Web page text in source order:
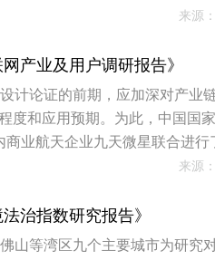
对大湾区乃至全国城市发展都
来源
产业及用户调研报告》
计论证的前期，应加深对产业
度和应用预期。为此，中国国
业航天企业九天微星联合进行
来源
治指数研究报告》
山等湾区九个主要城市为研究